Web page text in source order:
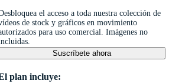
el acceso a toda nuestra colección de
de stock y gráficos en movimiento
para uso comercial. Imágenes no
Suscríbete ahora
plan incluye: